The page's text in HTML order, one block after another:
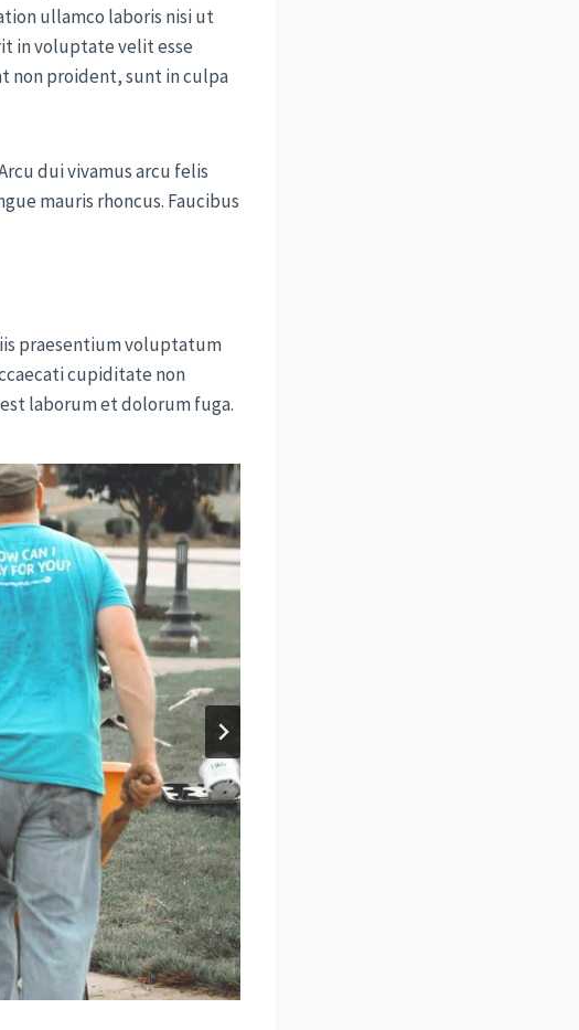
ullamco laboris nisi ut
in voluptate velit esse
non proident, sunt in culpa
dui vivamus arcu felis
mauris rhoncus. Faucibus
praesentium voluptatum
cupiditate non
laborum et dolorum fuga.